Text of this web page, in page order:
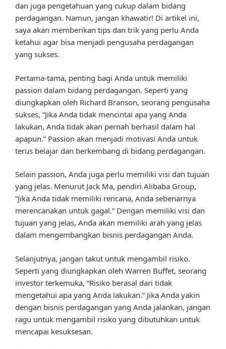
dan juga pengetahuan yang cukup dalam bidang
perdagangan. Namun, jangan khawatir! Di artikel ini,
saya akan memberikan tips dan trik yang perlu Anda
ketahui agar bisa menjadi pengusaha perdagangan
yang sukses.
Pertama-tama, penting bagi Anda untuk memiliki
passion dalam bidang perdagangan. Seperti yang
diungkapkan oleh Richard Branson, seorang pengusaha
sukses, “Jika Anda tidak mencintai apa yang Anda
lakukan, Anda tidak akan pernah berhasil dalam hal
apapun.” Passion akan menjadi motivasi Anda untuk
terus belajar dan berkembang di bidang perdagangan.
Selain passion, Anda juga perlu memiliki visi dan tujuan
yang jelas. Menurut Jack Ma, pendiri Alibaba Group,
“Jika Anda tidak memiliki rencana, Anda sebenarnya
merencanakan untuk gagal.” Dengan memiliki visi dan
tujuan yang jelas, Anda akan memiliki arah yang jelas
dalam mengembangkan bisnis perdagangan Anda.
Selanjutnya, jangan takut untuk mengambil risiko.
Seperti yang diungkapkan oleh Warren Buffet, seorang
investor terkemuka, “Risiko berasal dari tidak
mengetahui apa yang Anda lakukan.” Jika Anda yakin
dengan bisnis perdagangan yang Anda jalankan, jangan
ragu untuk mengambil risiko yang dibutuhkan untuk
mencapai kesuksesan.